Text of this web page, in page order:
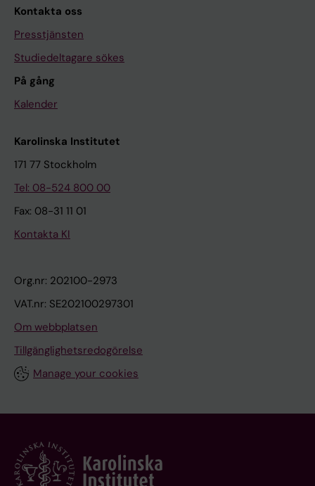
Kontakta oss
Presstjänsten
Studiedeltagare sökes
På gång
Kalender
Karolinska Institutet
171 77 Stockholm
Tel: 08-524 800 00
Fax: 08-31 11 01
Kontakta KI
Org.nr: 202100-2973
VAT.nr: SE202100297301
Om webbplatsen
Tillgänglighetsredogörelse
Manage your cookies